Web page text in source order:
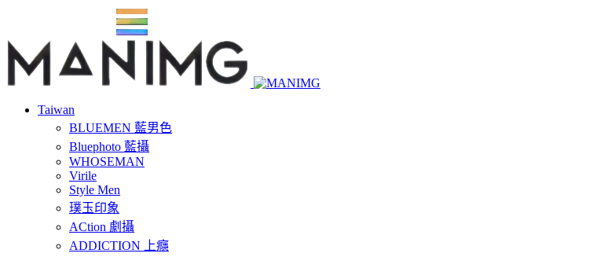
Taiwan
BLUEMEN 藍男色
Bluephoto 藍攝
WHOSEMAN
Virile
Style Men
璞玉印象
ACtion 劇攝
ADDICTION 上癮